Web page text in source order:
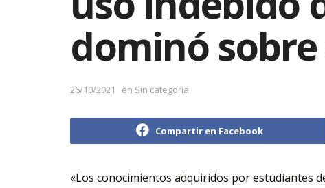
dominó
26/10/2021 en Sin categoría
Compartir en Facebook
«Los conocimientos adquiridos por estudiantes